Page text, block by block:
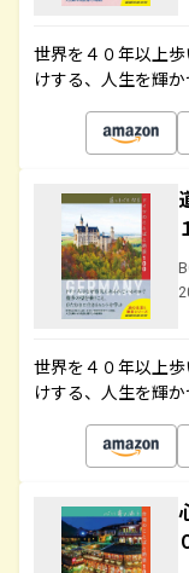
世界を４０年以上
けする、人生を輝
世界を４０年以上
けする、人生を輝